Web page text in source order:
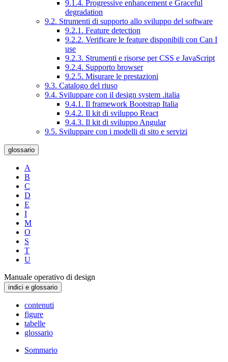
9.1.4. Progressive enhancement e Graceful
degradation
9.2. Strumenti di supporto allo sviluppo del software
9.2.1. Feature detection
9.2.2. Verificare le feature disponibili con Can I
use
9.2.3. Strumenti e risorse per CSS e JavaScript
9.2.4. Supporto browser
9.2.5. Misurare le prestazioni
9.3. Catalogo del riuso
9.4. Sviluppare con il design system .italia
9.4.1. Il framework Bootstrap Italia
9.4.2. Il kit di sviluppo React
9.4.3. Il kit di sviluppo Angular
9.5. Sviluppare con i modelli di sito e servizi
glossario
A
B
C
D
E
I
M
O
S
T
U
Manuale operativo di design
indici e glossario
contenuti
figure
tabelle
glossario
Sommario